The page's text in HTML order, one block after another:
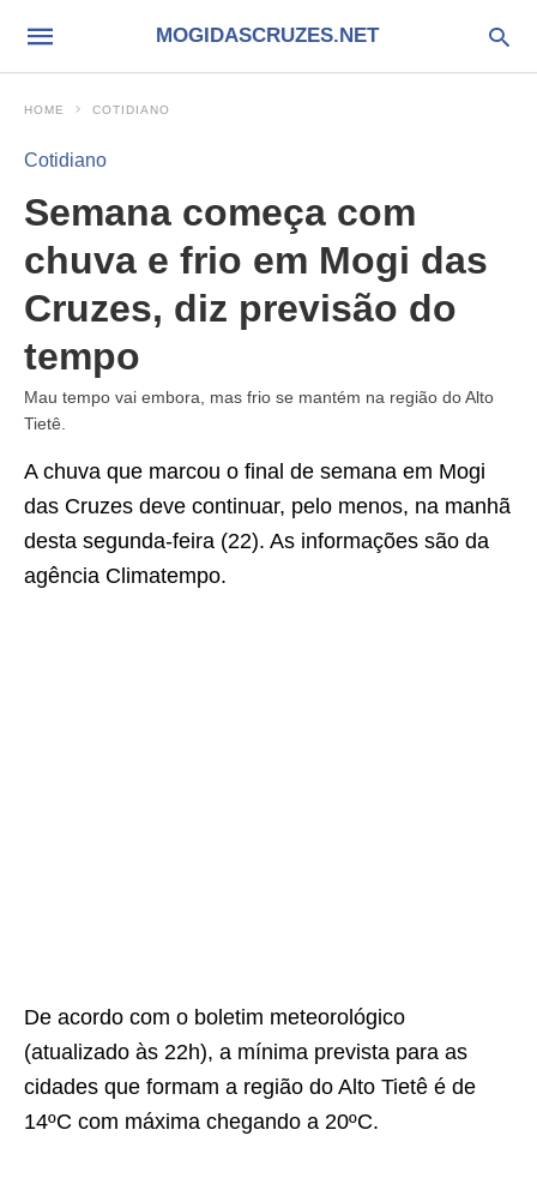
MOGIDASCRUZES.NET
HOME COTIDIANO
Cotidiano
Semana começa com
chuva e frio em Mogi das
Cruzes, diz previsão do
tempo
Mau tempo vai embora, mas frio se mantém na região do Alto
Tietê.
A chuva que marcou o final de semana em Mogi
das Cruzes deve continuar, pelo menos, na manhã
desta segunda-feira (22). As informações são da
agência Climatempo.
De acordo com o boletim meteorológico
(atualizado às 22h), a mínima prevista para as
cidades que formam a região do Alto Tietê é de
14ºC com máxima chegando a 20ºC.